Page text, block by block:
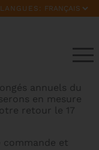
LANGUES:
annuels du
en mesure
retour le 17
commande et